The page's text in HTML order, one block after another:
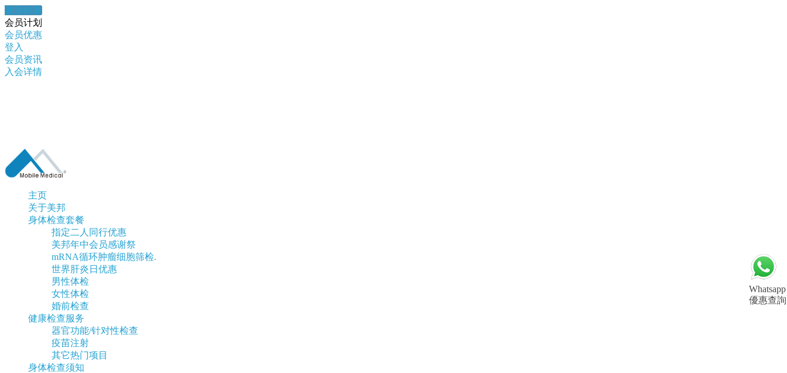
健康錦囊
会员计划
会员优惠
登入
会员资讯
入会详情
主页
关于美邦
身体检查套餐
指定二人同行优惠
美邦年中会员感谢祭
mRNA循环肿瘤细胞筛检.
世界肝炎日优惠
男性体检
女性体检
婚前检查
健康检查服务
器官功能/针对性检查
疫苗注射
其它热门项目
身体检查须知
Whatsapp
優惠查詢